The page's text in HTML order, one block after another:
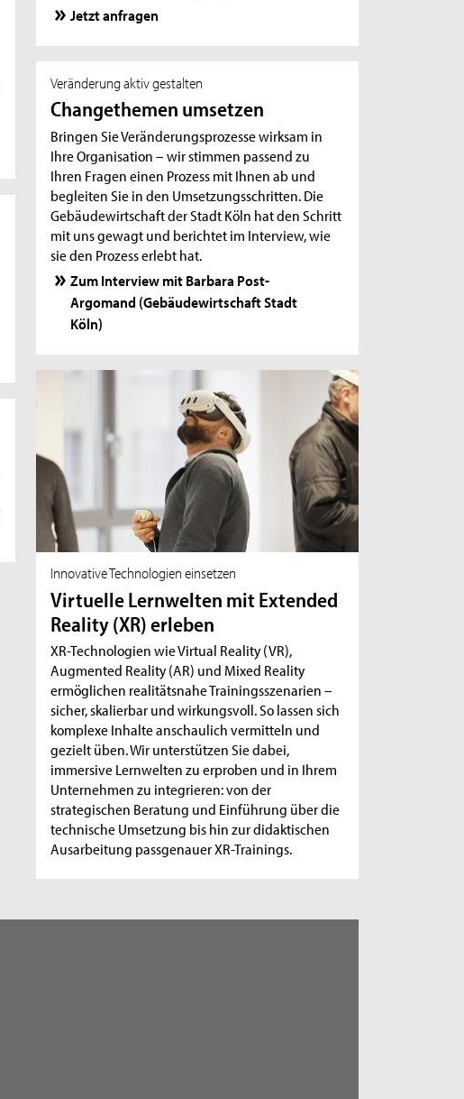
Jetzt anfragen
Veränderung aktiv gestalten
Changethemen umsetzen
Bringen Sie Veränderungsprozesse wirksam in
Ihre Organisation – wir stimmen passend zu
Ihren Fragen einen Prozess mit Ihnen ab und
begleiten Sie in den Umsetzungsschritten. Die
Gebäudewirtschaft der Stadt Köln hat den Schritt
mit uns gewagt und berichtet im Interview, wie
sie den Prozess erlebt hat.
Zum Interview mit Barbara Post-
Argomand (Gebäudewirtschaft Stadt
Köln)
Innovative Technologien einsetzen
Virtuelle Lernwelten mit Extended
Reality (XR) erleben
XR-Technologien wie Virtual Reality (VR),
Augmented Reality (AR) und Mixed Reality
ermöglichen realitätsnahe Trainingsszenarien –
sicher, skalierbar und wirkungsvoll. So lassen sich
komplexe Inhalte anschaulich vermitteln und
gezielt üben. Wir unterstützen Sie dabei,
immersive Lernwelten zu erproben und in Ihrem
Unternehmen zu integrieren: von der
strategischen Beratung und Einführung über die
technische Umsetzung bis hin zur didaktischen
Ausarbeitung passgenauer XR-Trainings.